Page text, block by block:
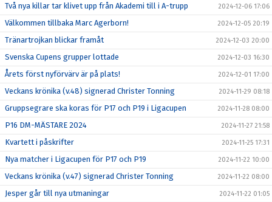
Två nya killar tar klivet upp från Akademi till i A-trupp 2024-12-06 17:06
Välkommen tillbaka Marc Agerborn! 2024-12-05 20:19
Tränartrojkan blickar framåt 2024-12-03 20:00
Svenska Cupens grupper lottade 2024-12-03 16:30
Årets först nyförvärv är på plats! 2024-12-01 17:00
Veckans krönika (v.48) signerad Christer Tonning 2024-11-29 08:18
Gruppsegrare ska koras för P17 och P19 i Ligacupen 2024-11-28 08:00
P16 DM-MÄSTARE 2024 2024-11-27 21:58
Kvartett i påskrifter 2024-11-25 17:31
Nya matcher i Ligacupen för P17 och P19 2024-11-22 10:00
Veckans krönika (v.47) signerad Christer Tonning 2024-11-22 08:00
Jesper går till nya utmaningar 2024-11-22 01:05